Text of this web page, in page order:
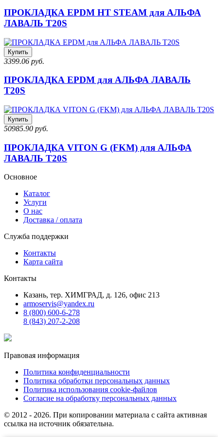
ПРОКЛАДКА EPDM HT STEAM для АЛЬФА
ЛАВАЛЬ T20S
Купить
3399.06 руб.
ПРОКЛАДКА EPDM для АЛЬФА ЛАВАЛЬ
T20S
Купить
50985.90 руб.
ПРОКЛАДКА VITON G (FKM) для АЛЬФА
ЛАВАЛЬ T20S
Основное
Каталог
Услуги
О нас
Доставка / оплата
Служба поддержки
Контакты
Карта сайта
Контакты
Казань, тер. ХИМГРАД, д. 126, офис 213
armoservis@yandex.ru
8 (800) 600-6-278
8 (843) 207-2-208
Правовая информация
Политика конфиденциальности
Политика обработки персональных данных
Политика использования cookie-файлов
Согласие на обработку персональных данных
© 2012 - 2026. При копировании материала с сайта активная
ссылка на источник обязательна.